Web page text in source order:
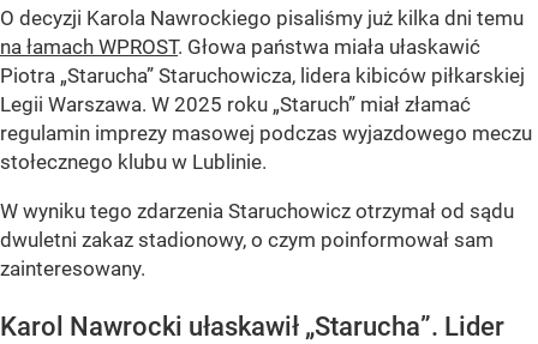
O decyzji Karola Nawrockiego pisaliśmy już kilka dni temu
na łamach WPROST. Głowa państwa miała ułaskawić
Piotra „Starucha” Staruchowicza, lidera kibiców piłkarskiej
Legii Warszawa. W 2025 roku „Staruch” miał złamać
regulamin imprezy masowej podczas wyjazdowego meczu
stołecznego klubu w Lublinie.
W wyniku tego zdarzenia Staruchowicz otrzymał od sądu
dwuletni zakaz stadionowy, o czym poinformował sam
zainteresowany.
Karol Nawrocki ułaskawił „Starucha”. Lider